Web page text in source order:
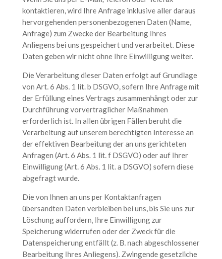
kontaktieren, wird Ihre Anfrage inklusive aller daraus
hervorgehenden personenbezogenen Daten (Name,
Anfrage) zum Zwecke der Bearbeitung Ihres
Anliegens bei uns gespeichert und verarbeitet. Diese
Daten geben wir nicht ohne Ihre Einwilligung weiter.
Die Verarbeitung dieser Daten erfolgt auf Grundlage
von Art. 6 Abs. 1 lit. b DSGVO, sofern Ihre Anfrage mit
der Erfüllung eines Vertrags zusammenhängt oder zur
Durchführung vorvertraglicher Maßnahmen
erforderlich ist. In allen übrigen Fällen beruht die
Verarbeitung auf unserem berechtigten Interesse an
der effektiven Bearbeitung der an uns gerichteten
Anfragen (Art. 6 Abs. 1 lit. f DSGVO) oder auf Ihrer
Einwilligung (Art. 6 Abs. 1 lit. a DSGVO) sofern diese
abgefragt wurde.
Die von Ihnen an uns per Kontaktanfragen
übersandten Daten verbleiben bei uns, bis Sie uns zur
Löschung auffordern, Ihre Einwilligung zur
Speicherung widerrufen oder der Zweck für die
Datenspeicherung entfällt (z. B. nach abgeschlossener
Bearbeitung Ihres Anliegens). Zwingende gesetzliche